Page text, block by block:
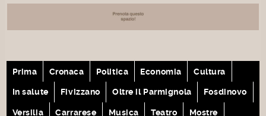
Prima Cronaca Politica Economia Cultura
In salute Fivizzano Oltre il Parmignola Fosdinovo
Versilia Carrarese Musica Teatro Mostre